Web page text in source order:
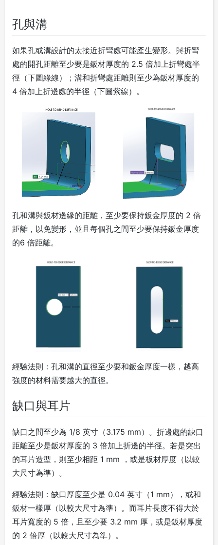
孔與溝
如果孔或溝設計的太接近折彎處可能產生變形。與折彎
處的開孔距離至少要是鈑材厚度的 2.5 倍加上折彎處半
徑（下圖綠線）；溝和折彎處距離則至少為鈑材厚度的
4 倍加上折邊處的半徑（下圖紫線）。
孔和溝與鈑材邊緣的距離，至少要保持鈑金厚度的 2 倍
距離，以免變形，並且每個孔之間至少要保持鈑金厚度
的6 倍距離。
經驗法則： 孔和溝的直徑至少要和鈑金厚度一樣，越高
強度的材料需要越大的直徑。
缺口與耳片
缺口之間至少為 1/8 英寸（3.175 mm）。折邊處的缺口
距離至少是鈑材厚度的 3 倍加上折邊的半徑。若是突出
的耳片造型，則至少相距 1 mm ，或是板材厚度（以較
大尺寸為準）。
經驗法則： 缺口厚度至少是 0.04 英寸（1 mm），或和
鈑材一樣厚（以較大尺寸為準）。而耳片長度不得大於
耳片寬度的 5 倍，且至少要 3.2 mm 厚，或是鈑材厚度
的 2 倍厚（以較大尺寸為準）。